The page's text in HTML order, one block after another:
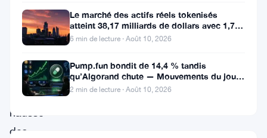
des
analyses
que
hausse
des
Le marché des actifs réels tokenisés
atteint 38,17 milliards de dollars avec 1,7
million de détenteurs
6 min de lecture · Août 10, 2026
Pump.fun bondit de 14,4 % tandis
qu’Algorand chute — Mouvements du jour
10 août
2 min de lecture · Août 10, 2026